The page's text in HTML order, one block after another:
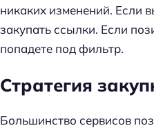
никаких изменений. Если
закупать ссылки. Если
попадете под фильтр.
Стратегия
Большинство сервисов